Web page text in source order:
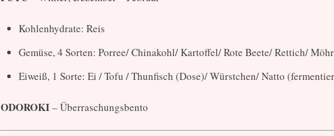
Kohlenhydrate: Reis
Gemüse, 4 Sorten: Porree/ Chinakohl/ Kartoffel/ Rote Beete/ Rettich/
Eiweiß, 1 Sorte: Ei / Tofu / Thunfisch (Dose)/ Würstchen/ Natto
ODOROKI– Überraschungsbento